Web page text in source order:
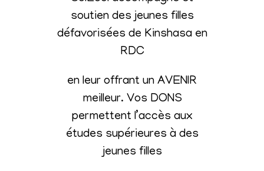
soutien des jeunes filles
défavorisées de Kinshasa en
RDC
en leur offrant un AVENIR
meilleur. Vos DONS
permettent l’accès aux
études supérieures à des
jeunes filles